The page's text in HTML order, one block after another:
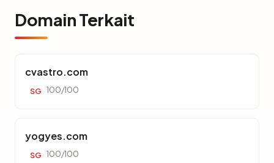
Domain Terkait
cvastro.com
SG 100/100
yogyes.com
SG 100/100